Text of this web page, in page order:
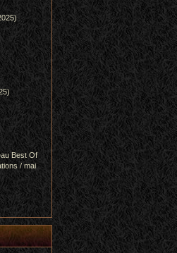
Best Of
/ mai